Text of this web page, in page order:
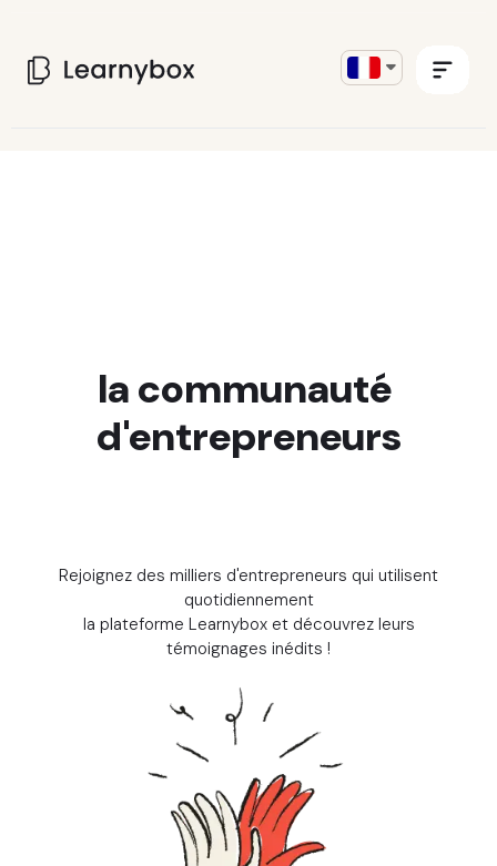
la communauté
d'entrepreneurs
Rejoignez des milliers d'entrepreneurs qui utilisent
quotidiennement
la plateforme Learnybox et découvrez leurs
témoignages inédits !